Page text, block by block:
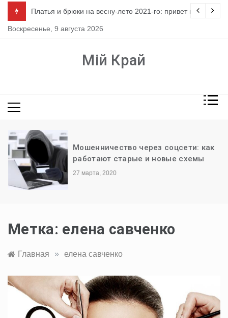
содержимому
Платья и брюки на весну-лето 2021-го: привет из 80-х
Воскресенье, 9 августа 2026
Мій Край
Мошенничество через соцсети: как
работают старые и новые схемы
27 марта, 2020
Метка: елена савченко
Главная » елена савченко